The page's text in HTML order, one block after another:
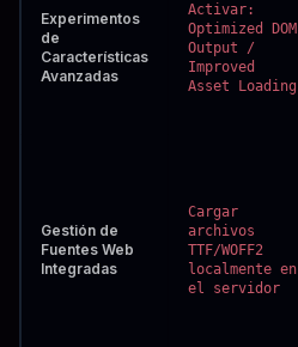
Experimentos
de
Características
Avanzadas
Activar:
Optimized DOM
Output /
Improved
Asset Loading
Gestión de
Fuentes Web
Integradas
Cargar
archivos
TTF/WOFF2
localmente en
el servidor